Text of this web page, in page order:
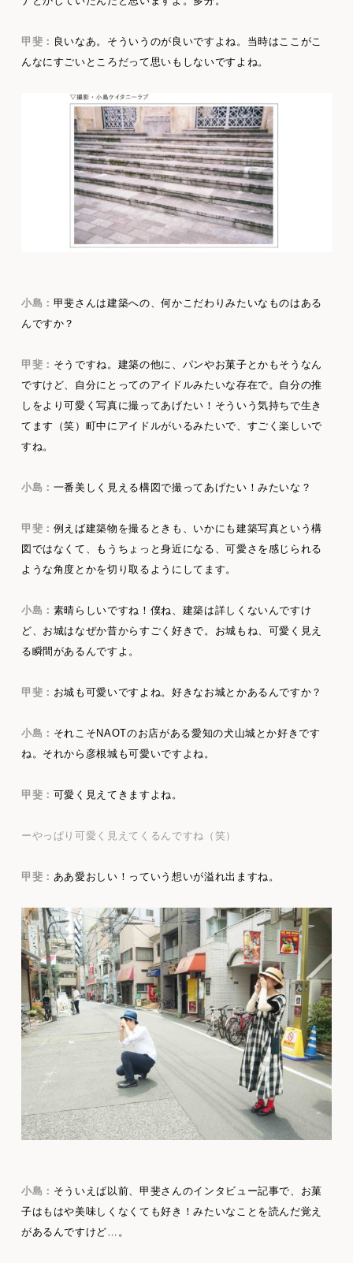
甲斐： 良いなあ。そういうのが良いですよね。当時はここがこ
んなにすごいところだって思いもしないですよね。
小島： 甲斐さんは建築への、何かこだわりみたいなものはある
んですか？
甲斐： そうですね。建築の他に、パンやお菓子とかもそうなん
ですけど、自分にとってのアイドルみたいな存在で。自分の推
しをより可愛く写真に撮ってあげたい！そういう気持ちで生き
てます（笑）町中にアイドルがいるみたいで、すごく楽しいで
すね。
小島： 一番美しく見える構図で撮ってあげたい！みたいな？
甲斐： 例えば建築物を撮るときも、いかにも建築写真という構
図ではなくて、もうちょっと身近になる、可愛さを感じられる
ような角度とかを切り取るようにしてます。
小島： 素晴らしいですね！僕ね、建築は詳しくないんですけ
ど、お城はなぜか昔からすごく好きで。お城もね、可愛く見え
る瞬間があるんですよ。
甲斐： お城も可愛いですよね。好きなお城とかあるんですか？
小島： それこそNAOTのお店がある愛知の犬山城とか好きです
ね。それから彦根城も可愛いですよね。
甲斐： 可愛く見えてきますよね。
ーやっぱり可愛く見えてくるんですね（笑）
甲斐： ああ愛おしい！っていう想いが溢れ出ますね。
小島： そういえば以前、甲斐さんのインタビュー記事で、お菓
子はもはや美味しくなくても好き！みたいなことを読んだ覚え
があるんですけど…。